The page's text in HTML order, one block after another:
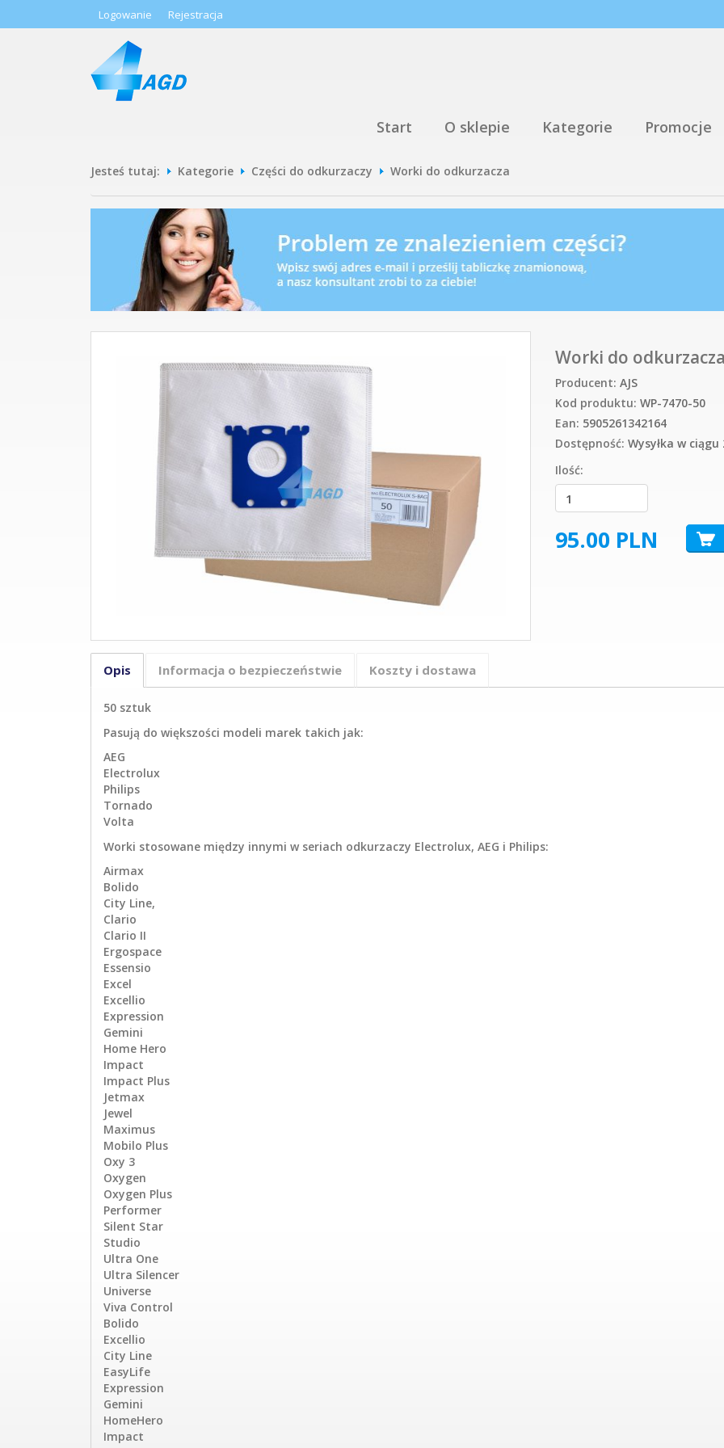
Logowanie Rejestracja
Start O sklepie Kategorie Promocje
Jesteś tutaj: Kategorie Części do odkurzaczy Worki do odkurzacza
Worki do
Producent: AJS
Kod produktu: WP-7470-50
Ean: 5905261342164
Dostępność: Wysyłka w ciągu
Ilość:
95.00 PLN
Opis Informacja o bezpieczeństwie Koszty i dostawa
50 sztuk
Pasują do większości modeli marek takich jak:
AEG
Electrolux
Philips
Tornado
Volta
Worki stosowane między innymi w seriach odkurzaczy Electrolux, AEG i Philips:
Airmax
Bolido
City Line,
Clario
Clario II
Ergospace
Essensio
Excel
Excellio
Expression
Gemini
Home Hero
Impact
Impact Plus
Jetmax
Jewel
Maximus
Mobilo Plus
Oxy 3
Oxygen
Oxygen Plus
Performer
Silent Star
Studio
Ultra One
Ultra Silencer
Universe
Viva Control
Bolido
Excellio
City Line
EasyLife
Expression
Gemini
HomeHero
Impact